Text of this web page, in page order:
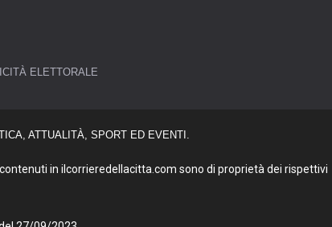
ELETTORALE
ATTUALITÀ, SPORT ED EVENTI.
in ilcorrieredellacitta.com sono di proprietà dei rispettivi